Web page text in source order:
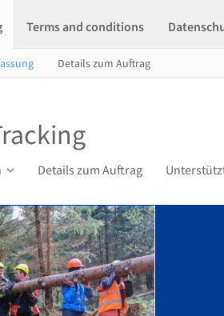
Terms and conditions
Details zum Auftrag
Details zum Auftrag